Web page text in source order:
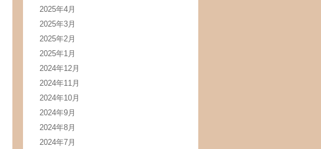
2025年4月
2025年3月
2025年2月
2025年1月
2024年12月
2024年11月
2024年10月
2024年9月
2024年8月
2024年7月